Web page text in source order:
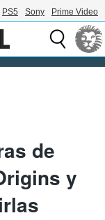
PS5 Sony Prime Video
de
y